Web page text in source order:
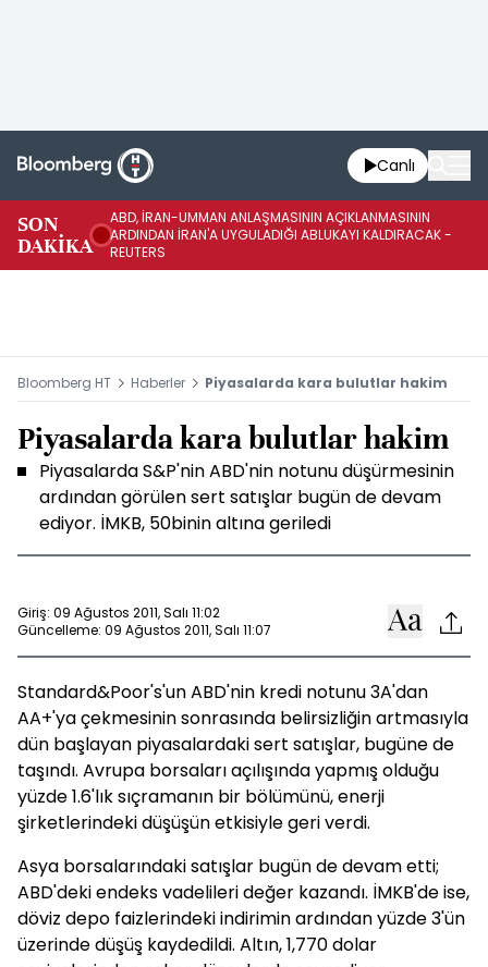
Canlı
SON
DAKİKA
ABD, İRAN-UMMAN ANLAŞMASININ AÇIKLANMASININ
ARDINDAN İRAN'A UYGULADIĞI ABLUKAYI KALDIRACAK -
REUTERS
Bloomberg HT Haberler Piyasalarda kara bulutlar hakim
Piyasalarda kara bulutlar hakim
Piyasalarda S&P'nin ABD'nin notunu düşürmesinin
ardından görülen sert satışlar bugün de devam
ediyor. İMKB, 50binin altına geriledi
Giriş: 09 Ağustos 2011, Salı 11:02
Güncelleme: 09 Ağustos 2011, Salı 11:07
Standard&Poor's'un ABD'nin kredi notunu 3A'dan
AA+'ya çekmesinin sonrasında belirsizliğin artmasıyla
dün başlayan piyasalardaki sert satışlar, bugüne de
taşındı. Avrupa borsaları açılışında yapmış olduğu
yüzde 1.6'lık sıçramanın bir bölümünü, enerji
şirketlerindeki düşüşün etkisiyle geri verdi.
Asya borsalarındaki satışlar bugün de devam etti;
ABD'deki endeks vadelileri değer kazandı. İMKB'de ise,
döviz depo faizlerindeki indirimin ardından yüzde 3'ün
üzerinde düşüş kaydedildi. Altın, 1,770 dolar